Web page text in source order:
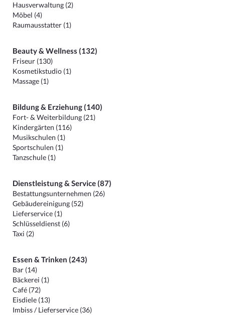
Hausverwaltung (2)
Möbel (4)
Raumausstatter (1)
Beauty & Wellness (132)
Friseur (130)
Kosmetikstudio (1)
Massage (1)
Bildung & Erziehung (140)
Fort- & Weiterbildung (21)
Kindergärten (116)
Musikschulen (1)
Sportschulen (1)
Tanzschule (1)
Dienstleistung & Service (87)
Bestattungsunternehmen (26)
Gebäudereinigung (52)
Lieferservice (1)
Schlüsseldienst (6)
Taxi (2)
Essen & Trinken (243)
Bar (14)
Bäckerei (1)
Café (72)
Eisdiele (13)
Imbiss / Lieferservice (36)